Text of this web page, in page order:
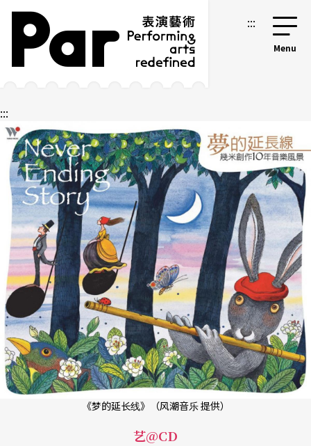
跳到主要内容区块
网站导览 :::
:::
《梦的延长线》（风潮音乐 提供）
艺@CD